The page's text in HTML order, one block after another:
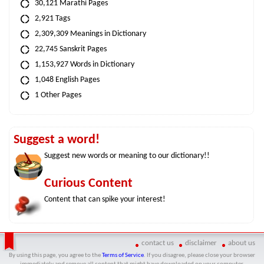
30,121 Marathi Pages
2,921 Tags
2,309,309 Meanings in Dictionary
22,745 Sanskrit Pages
1,153,927 Words in Dictionary
1,048 English Pages
1 Other Pages
Suggest a word!
Suggest new words or meaning to our dictionary!!
Curious Content
Content that can spike your interest!
contact us disclaimer about us
By using this page, you agree to the Terms of Service. If you disagree, please close your browser